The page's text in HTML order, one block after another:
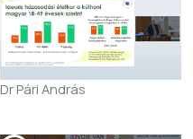
Dr Pári András